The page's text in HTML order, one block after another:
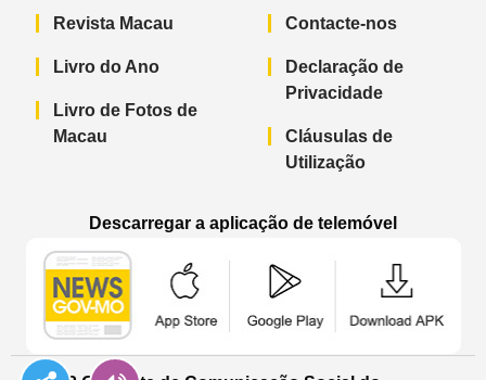
Revista Macau
Livro do Ano
Livro de Fotos de
Macau
Contacte-nos
Declaração de
Privacidade
Cláusulas de
Utilização
Descarregar a aplicação de telemóvel